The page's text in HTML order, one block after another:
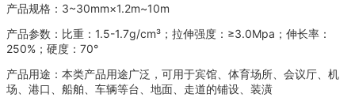
产品规格：3~30mm×1.2m~10m
产品参数：比重：1.5-1.7g/cm³；拉伸强度：≥3.0Mpa；伸长率：
250%；硬度：70°
产品用途： 本类产品用途广泛，可用于宾馆、体育场所、会议厅、机
场、港口、船舶、车辆等台、地面、走道的铺设、装潢